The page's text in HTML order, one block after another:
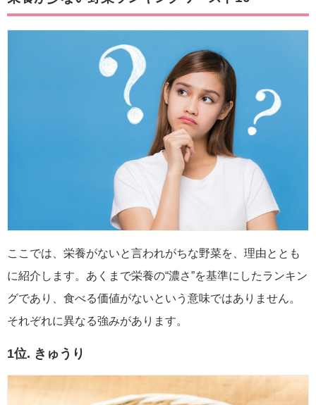
ここでは、栄養がないと言われがちな野菜を、理由ととも
に紹介します。あくまで栄養の“濃さ”を基準にしたランキン
グであり、食べる価値がないという意味ではありません。
それぞれに異なる強みがあります。
1位. きゅうり